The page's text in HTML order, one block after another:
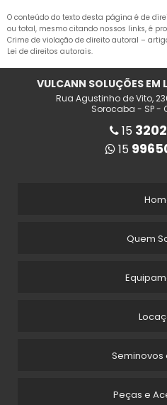
VARREDEIRA AUTOMÁTICA
VARREDEIRA DE PISO
VARREDEIRA DE PISO INDUSTRIAL
VARREDEIRA INDUSTRIAL
EMPRESA DE LIMPEZA PÓS OBRA EM SP
LAVADORA AUTOMÁTICA DE PEÇAS
O conteúdo do texto desta página é de
ou total, mesmo citando nossos links, é
Crime de violação de direito autoral –
Lei de direitos autorais.
VULCANN SOLUÇÕES EM
Rua Agustinho de Vito,
Sorocaba - SP -
15
15
Quem
Seminovos
Peças e